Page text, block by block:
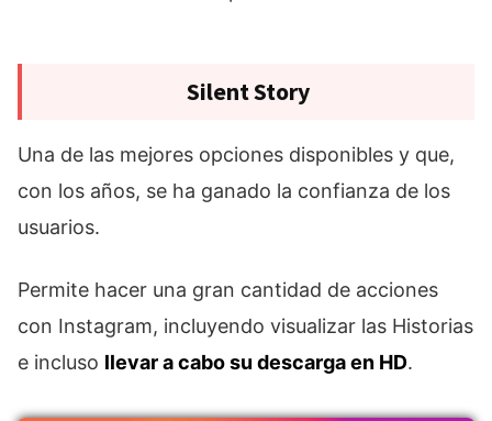
Silent Story
Una de las mejores opciones disponibles y que,
con los años, se ha ganado la confianza de los
usuarios.
Permite hacer una gran cantidad de acciones
con Instagram, incluyendo visualizar las Historias
e incluso llevar a cabo su descarga en HD.